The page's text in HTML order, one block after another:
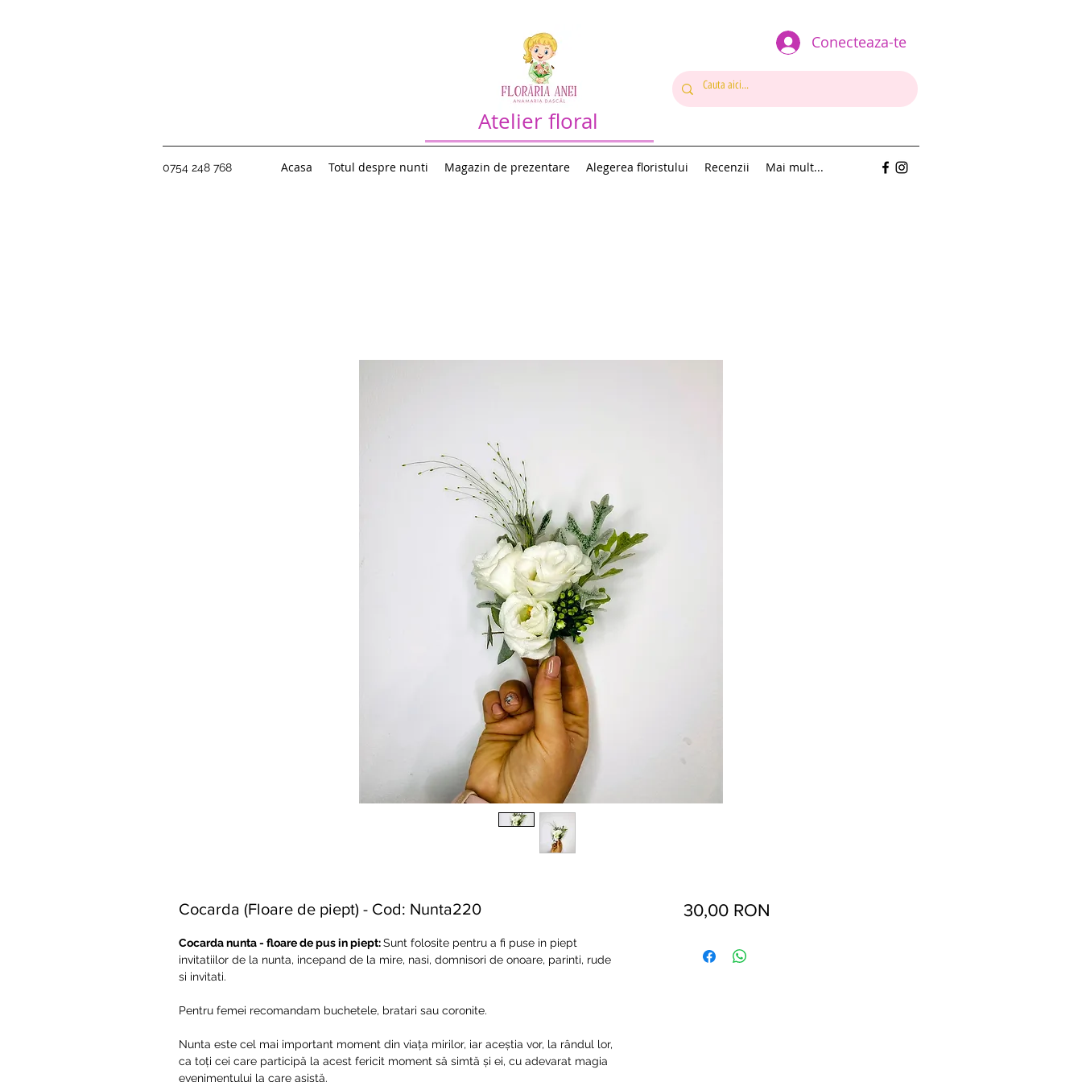
Atelier floral
Conecteaza-te
0754 248 768 Acasa Totul despre nunti Magazin de prezentare Alegerea floristului Recenzii Mai mult...
Cocarda (Floare de piept) - Cod: Nunta220
Cocarda nunta - floare de pus in piept:Sunt folosite pentru a fi puse in piept
invitatiilor de la nunta, incepand de la mire, nasi, domnisori de onoare, parinti, rude
si invitati.
Pentru femei recomandam buchetele, bratari sau coronite.
Nunta este cel mai important moment din viața mirilor, iar aceștia vor, la rândul lor,
ca toți cei care participă la acest fericit moment să simtă și ei, cu adevarat magia
evenimentului la care asistă.
30,00 RON